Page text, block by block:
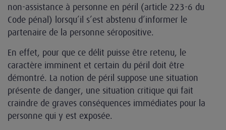
non-assistance à personne en péril (article 223-6 du
Code pénal) lorsqu’il s’est abstenu d’informer le
partenaire de la personne séropositive.
En effet, pour que ce délit puisse être retenu, le
caractère imminent et certain du péril doit être
démontré. La notion de péril suppose une situation
présente de danger, une situation critique qui fait
craindre de graves conséquences immédiates pour la
personne qui y est exposée.